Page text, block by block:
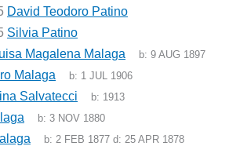
David Teodoro Patino
Silvia Patino
Magalena Malaga b:9 AUG 1897
Malaga b: 1 JUL 1906
Salvatecci b: 1913
b:3 NOV 1880
b:2 FEB 1877 d:25 APR 1878